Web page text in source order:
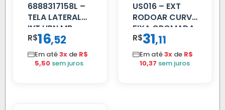
6888317158L –
TELA LATERAL
INT HPN MB
709/MB 1618 LD
TELA
R$16,52
Em até3x de R$
5,50 sem juros
US016 – EXT
RODOAR CURVA
FIXA CROMADA
R$31,11
Em até3x de R$
10,37 sem juros